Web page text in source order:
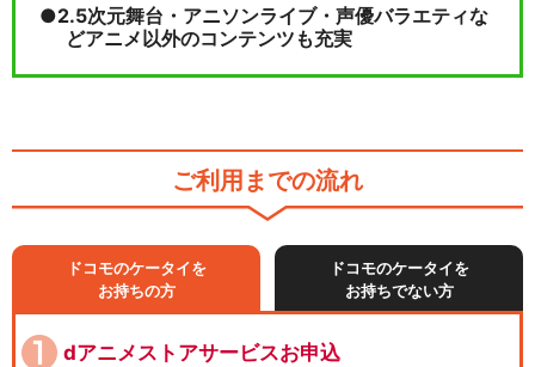
2.5次元舞台・アニソンライブ・声優バラエティな
どアニメ以外のコンテンツも充実
ご利用までの流れ
ドコモのケータイを
お持ちの方
ドコモのケータイを
お持ちでない方
dアニメストアサービスお申込